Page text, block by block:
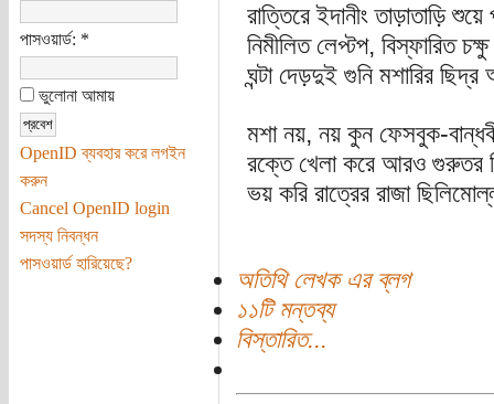
পাসওয়ার্ড: *
ভুলোনা আমায়
OpenID ব্যবহার করে লগইন
করুন
Cancel OpenID login
সদস্য নিবন্ধন
পাসওয়ার্ড হারিয়েছে?
রাত্তিরে ইদানীং তাড়াতাড়ি শুয়ে
নিমীলিত লেপ্টপ, বিস্ফারিত
ঘন্টা দেড়দুই গুনি মশারির
মশা নয়, নয় কুন ফেসবুক-
রক্তে খেলা করে আরও গুরুতর
ভয় করি রাত্রের রাজা
অতিথি লেখক এর ব্লগ
১১টি মন্তব্য
বিস্তারিত...